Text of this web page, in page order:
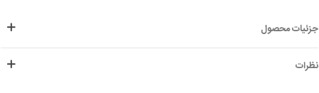
جزئیات محصول
نظرات